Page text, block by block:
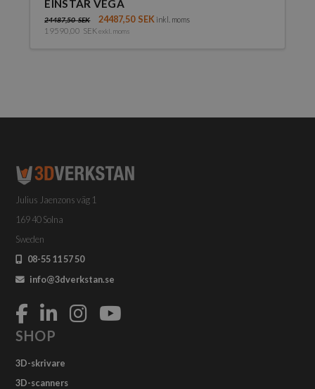
EINSTAR VEGA
24487,50SEK 24487,50 SEK inkl. moms
19590,00 SEK exkl. moms
kan
på
produktsidan
Julius Jaenzons väg 1
169 40 Solna
Sweden
08-55 11 57 50
info@3dverkstan.se
SHOP
3D-skrivare
3D-scanners